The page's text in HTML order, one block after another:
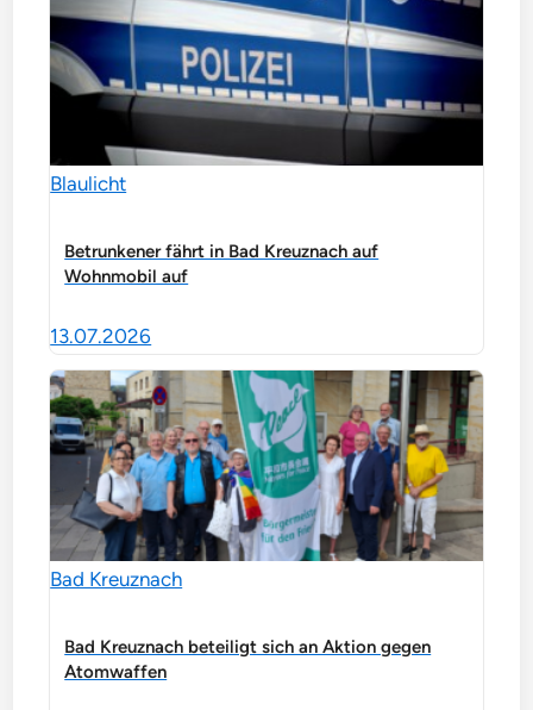
Blaulicht
Betrunkener fährt in Bad Kreuznach auf
Wohnmobil auf
13.07.2026
Bad Kreuznach
Bad Kreuznach beteiligt sich an Aktion gegen
Atomwaffen